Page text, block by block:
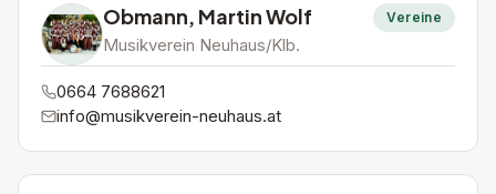
Obmann, Martin Wolf
Musikverein Neuhaus/Klb.
Vereine
0664 7688621
info@musikverein-neuhaus.at